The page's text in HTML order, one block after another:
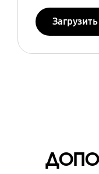
Загрузить